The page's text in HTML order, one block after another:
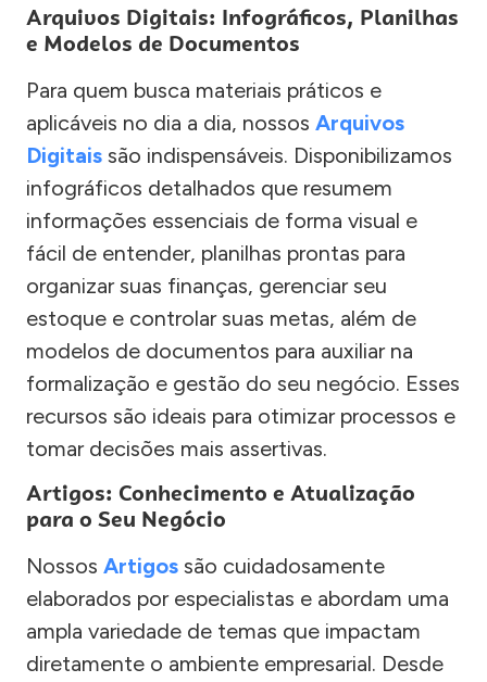
Arquivos Digitais: Infográficos, Planilhas
e Modelos de Documentos
Para quem busca materiais práticos e
aplicáveis no dia a dia, nossos Arquivos
Digitais são indispensáveis. Disponibilizamos
infográficos detalhados que resumem
informações essenciais de forma visual e
fácil de entender, planilhas prontas para
organizar suas finanças, gerenciar seu
estoque e controlar suas metas, além de
modelos de documentos para auxiliar na
formalização e gestão do seu negócio. Esses
recursos são ideais para otimizar processos e
tomar decisões mais assertivas.
Artigos: Conhecimento e Atualização
para o Seu Negócio
Nossos Artigos são cuidadosamente
elaborados por especialistas e abordam uma
ampla variedade de temas que impactam
diretamente o ambiente empresarial. Desde